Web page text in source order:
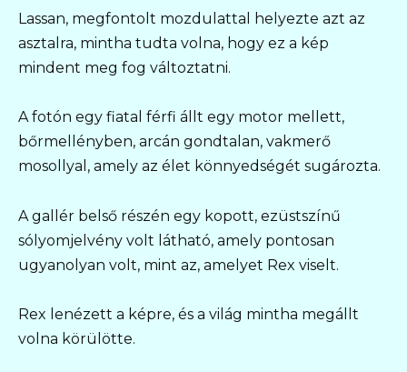
Lassan, megfontolt mozdulattal helyezte azt az
asztalra, mintha tudta volna, hogy ez a kép
mindent meg fog változtatni.
A fotón egy fiatal férfi állt egy motor mellett,
bőrmellényben, arcán gondtalan, vakmerő
mosollyal, amely az élet könnyedségét sugározta.
A gallér belső részén egy kopott, ezüstszínű
sólyomjelvény volt látható, amely pontosan
ugyanolyan volt, mint az, amelyet Rex viselt.
Rex lenézett a képre, és a világ mintha megállt
volna körülötte.